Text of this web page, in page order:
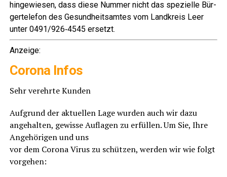
hin­ge­wie­sen, dass die­se Num­mer nicht das spe­zi­el­le Bür­
ger­te­le­fon des Gesund­heits­am­tes vom Land­kreis Leer
unter 0491/926‑4545 ersetzt.
Anzei­ge:
Coro­na Infos
Sehr ver­ehr­te Kunden
Auf­grund der aktu­el­len Lage wur­den auch wir dazu
ange­hal­ten, gewis­se Auf­la­gen zu erfül­len. Um Sie, Ihre
Ange­hö­ri­gen und uns
vor dem Coro­na Virus zu schüt­zen, wer­den wir wie folgt
vorgehen: